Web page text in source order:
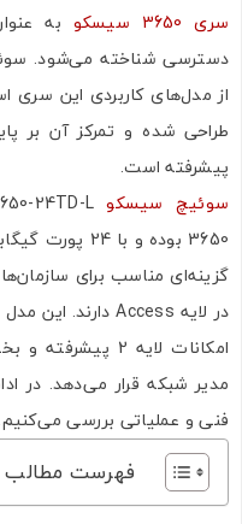
سری 3650 سیسکو
به
از مدل‌های کاربردی این
طراحی شده و تمرکز آن بر
پیشرفته است.
سوئیچ سیسکو
گزینه‌ای مناسب برای
مدیر شبکه قرار می‌دهد. در
فنی و عملیاتی بررسی می‌کنیم.
فهرست مطالب